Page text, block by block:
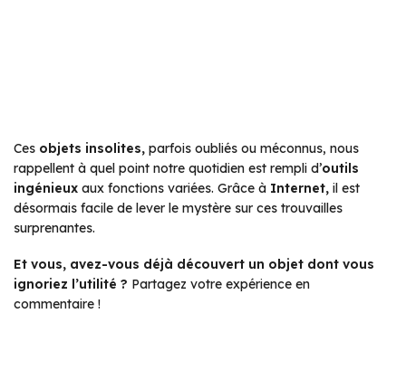
Ces objets insolites, parfois oubliés ou méconnus, nous
rappellent à quel point notre quotidien est rempli d’outils
ingénieux aux fonctions variées. Grâce à Internet, il est
désormais facile de lever le mystère sur ces trouvailles
surprenantes.
Et vous, avez-vous déjà découvert un objet dont vous
ignoriez l’utilité ? Partagez votre expérience en
commentaire !